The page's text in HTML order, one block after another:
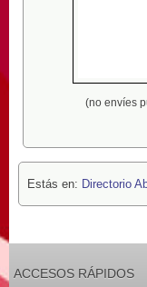
(no envíes
Estás en: Directorio
ACCESOS RÁPIDOS